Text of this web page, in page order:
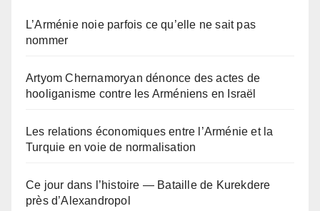
L’Arménie noie parfois ce qu’elle ne sait pas
nommer
Artyom Chernamoryan dénonce des actes de
hooliganisme contre les Arméniens en Israël
Les relations économiques entre l’Arménie et la
Turquie en voie de normalisation
Ce jour dans l’histoire — Bataille de Kurekdere
près d’Alexandropol